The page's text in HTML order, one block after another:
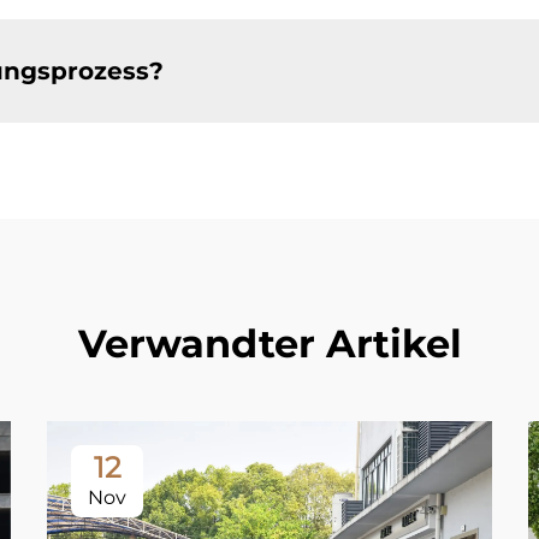
Verwandter Artikel
12
Nov